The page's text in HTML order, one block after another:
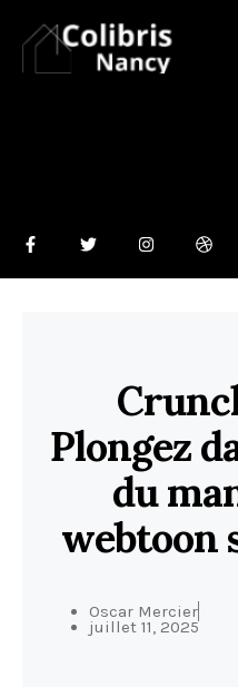
Plongez
du
webtoon
Oscar Mercier
juillet 11, 2025